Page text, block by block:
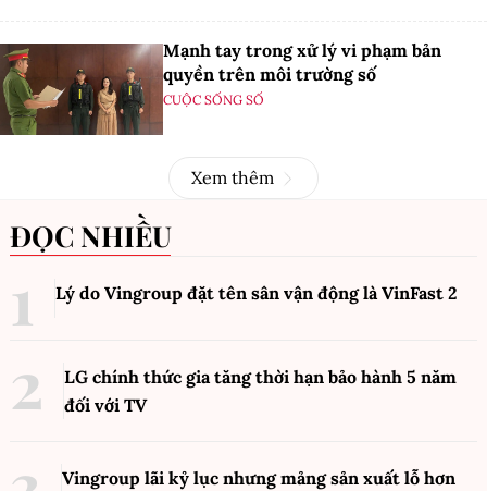
Mạnh tay trong xử lý vi phạm bản
quyền trên môi trường số
CUỘC SỐNG SỐ
Xem thêm
ĐỌC NHIỀU
Lý do Vingroup đặt tên sân vận động là VinFast 2
LG chính thức gia tăng thời hạn bảo hành 5 năm
đối với TV
Vingroup lãi kỷ lục nhưng mảng sản xuất lỗ hơn